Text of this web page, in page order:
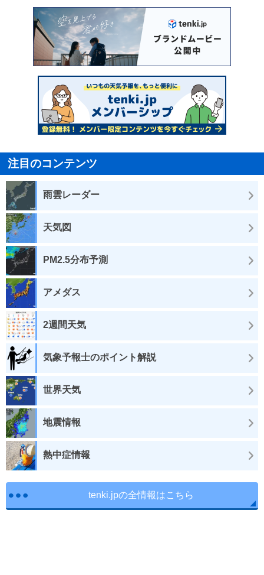
注目のコンテンツ
雨雲レーダー
天気図
PM2.5分布予測
アメダス
2週間天気
気象予報士のポイント解説
世界天気
地震情報
熱中症情報
tenki.jpの全情報はこちら